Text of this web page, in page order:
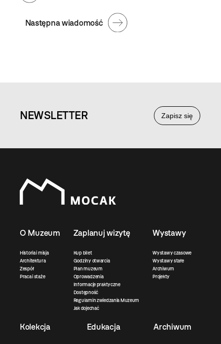
Następna wiadomość
Zapisz się
NEWSLETTER
O Muzeum
Historia i misja
Architektura
Zespół
Praca i staże
Zaplanuj wizytę
Kup bilet
Godziny otwarcia
Plan muzeum
Oprowadzenia
Informacje praktyczne
Dostępność
Regulamin zwiedzania Muzeum
Jak dojechać
Wystawy
Wystawy czasowe
Wystawy stałe
Archiwum
Projekty
Kolekcja Edukacja Archiwum